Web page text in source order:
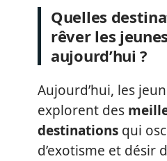
Quelles
rêver les
aujourd’hui ?
Aujourd’hui, les
explorent des
destinations qui
d’exotisme et désir